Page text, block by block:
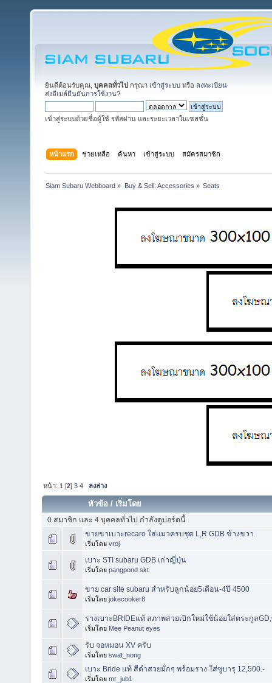
ยินดีต้อนรับคุณ, บุคคลทั่วไป กรุณา เข้าสู่ระบบ หรือ ลงทะเบียน
ส่งอีเมล์ยืนยันการใช้งาน?
เข้าสู่ระบบด้วยชื่อผู้ใช้ รหัสผ่าน และระยะเวลาในเซสชั่น
หน้าแรก ช่วยเหลือ ค้นหา เข้าสู่ระบบ สมัครสมาชิก
Siam Subaru Webboard » Buy & Sell: Accessories » Seats
หน้า: 1 [2]3 4 ลงล่าง
หัวข้อ / เริ่มโดย
0 สมาชิก และ 4 บุคคลทั่วไป กำลังดูบอร์ดนี้
ขายขาเบาะrecaro ใส่แมวครบชุด L,R GDB ข้างขวา
เริ่มโดย vroj
เบาะ STI subaru GDB เก่าญี่ปุ่น
เริ่มโดย pangpond skt
ขาย car site subaru สำหรับลูกน้อย5เดือน-4ปี 4500
เริ่มโดย jokecooker8
รางเบาะBRIDEแท้ สภาพสวยเบิกใหม่ใช้น้อยใส่ตระกูล
เริ่มโดย Mee Peanut eyes
รับ จอหมอน XV ครับ
เริ่มโดย swat_nong
เบาะ Bride แท้ สีดำสวยมั่กๆ พร้อมราง ใส่ซูบารุ 12,500.-
เริ่มโดย mr_jub1